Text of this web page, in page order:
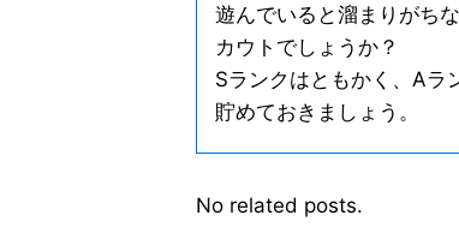
遊んでいると溜まりがち
カウトでしょうか？
Sランクはともかく、Aラ
貯めておきましょう。
No related posts.